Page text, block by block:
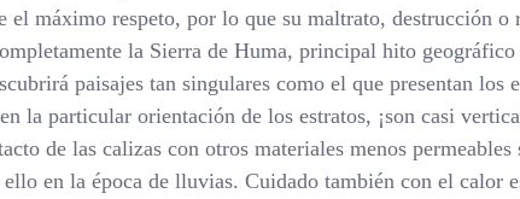
el máximo respeto, por lo que su maltrato, destrucción
la Sierra de Huma, principal hito
paisajes tan singulares como el que presentan los
la particular orientación de los estratos, ¡son casi
de las calizas con otros materiales menos permeables
en la época de lluvias. Cuidado también con el calor